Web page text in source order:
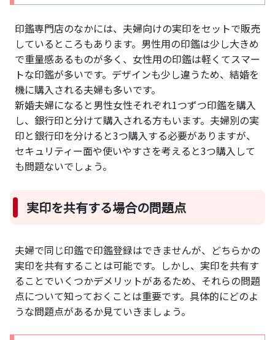
印鑑専門店のなかには、夫婦向けの実印をセットで販売
しているところもあります。男性用の印鑑は少し大きめ
で重量感あるものが多く、女性用の印鑑は軽くてスマー
トな印鑑が多いです。デザインも少し違うため、結婚を
機に購入される夫婦も多いです。
新婚夫婦になると男性女性それぞれ1つずつ印鑑を購入
し、銀行印と分けて購入される方もいます。夫婦別の実
印と銀行印を分けると3つ購入する必要がありますが、
セキュリティー面や使いやすさを考えると3つ購入して
も問題ないでしょう。
実印を共有する場合の問題点
夫婦で同じ印鑑で印鑑登録はできませんが、どちらかの
実印を共有することは可能です。しかし、実印を共有す
ることでいくつかデメリットがあるため、それらの問題
点について知っておくことは重要です。具体的にどのよ
うな問題点があるか見ていきましょう。